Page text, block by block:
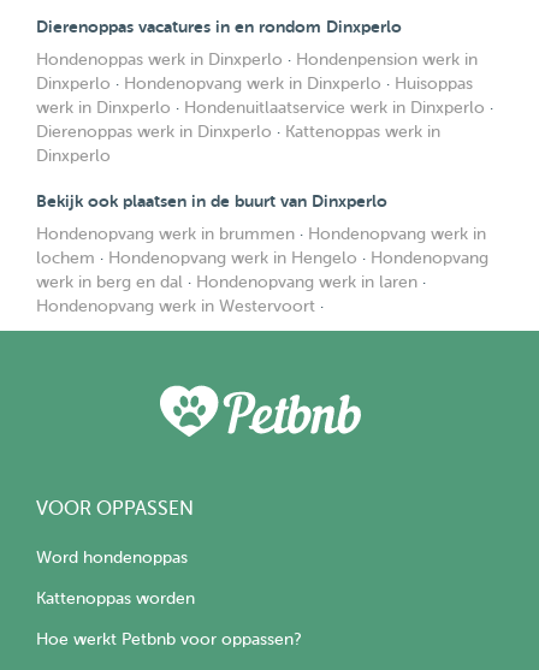
Dierenoppas vacatures in en rondom Dinxperlo
Hondenoppas werk in Dinxperlo · Hondenpension werk in
Dinxperlo · Hondenopvang werk in Dinxperlo · Huisoppas
werk in Dinxperlo · Hondenuitlaatservice werk in Dinxperlo ·
Dierenoppas werk in Dinxperlo · Kattenoppas werk in
Dinxperlo
Bekijk ook plaatsen in de buurt van Dinxperlo
Hondenopvang werk in brummen · Hondenopvang werk in
lochem · Hondenopvang werk in Hengelo · Hondenopvang
werk in berg en dal · Hondenopvang werk in laren ·
Hondenopvang werk in Westervoort ·
VOOR OPPASSEN
Word hondenoppas
Kattenoppas worden
Hoe werkt Petbnb voor oppassen?